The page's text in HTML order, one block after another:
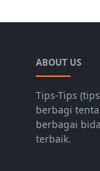
ABOUT US
Tips-Tips
berbagi
berbagai
terbaik.